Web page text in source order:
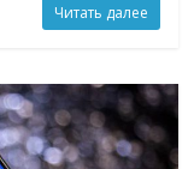
Читать далее